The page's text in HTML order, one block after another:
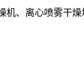
、离心喷雾干燥